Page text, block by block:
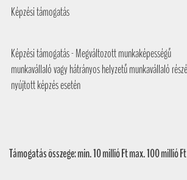
Képzési támogatás
Képzési támogatás - Megváltozott munkaképességű
munkavállaló vagy hátrányos helyzetű munkavállaló
nyújtott képzés esetén
Támogatás összege: min. 10 millió Ft max. 100 millió Ft